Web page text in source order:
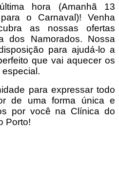
hora (Amanhã 13
o Carnaval)! Venha
as nossas ofertas
dos Namorados. Nossa
para ajudá-lo a
que vai aquecer os
para expressar todo
de uma forma única e
por você na Clínica do
Porto!